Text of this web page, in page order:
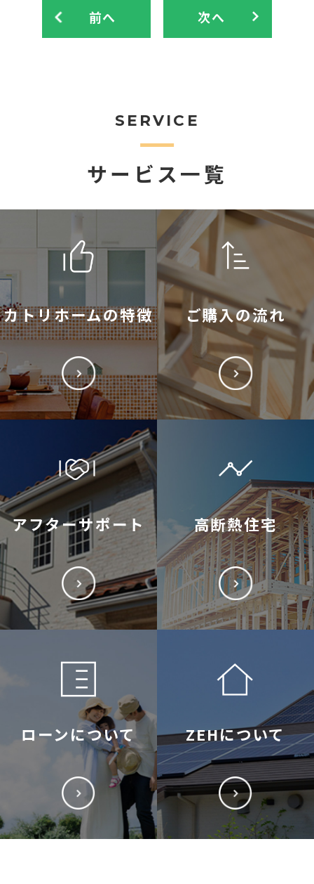
前へ 次へ
SERVICE
サービス一覧
カトリホームの特徴 ご購入の流れ
アフターサポート 高断熱住宅
ローンについて ZEHについて